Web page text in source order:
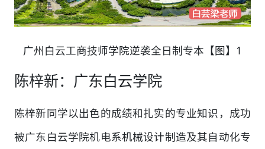
广州白云工商技师学院逆袭全日制专本【图】1
陈梓新：广东白云学院
陈梓新同学以出色的成绩和扎实的专业知识，成功
被广东白云学院机电系机械设计制造及其自动化专